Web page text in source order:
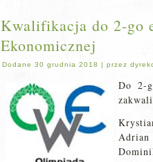
Kwalifikacja do 2-go
Ekonomicznej
Dodane 30 grudnia 2018 | przez
Do 2-
Adrian